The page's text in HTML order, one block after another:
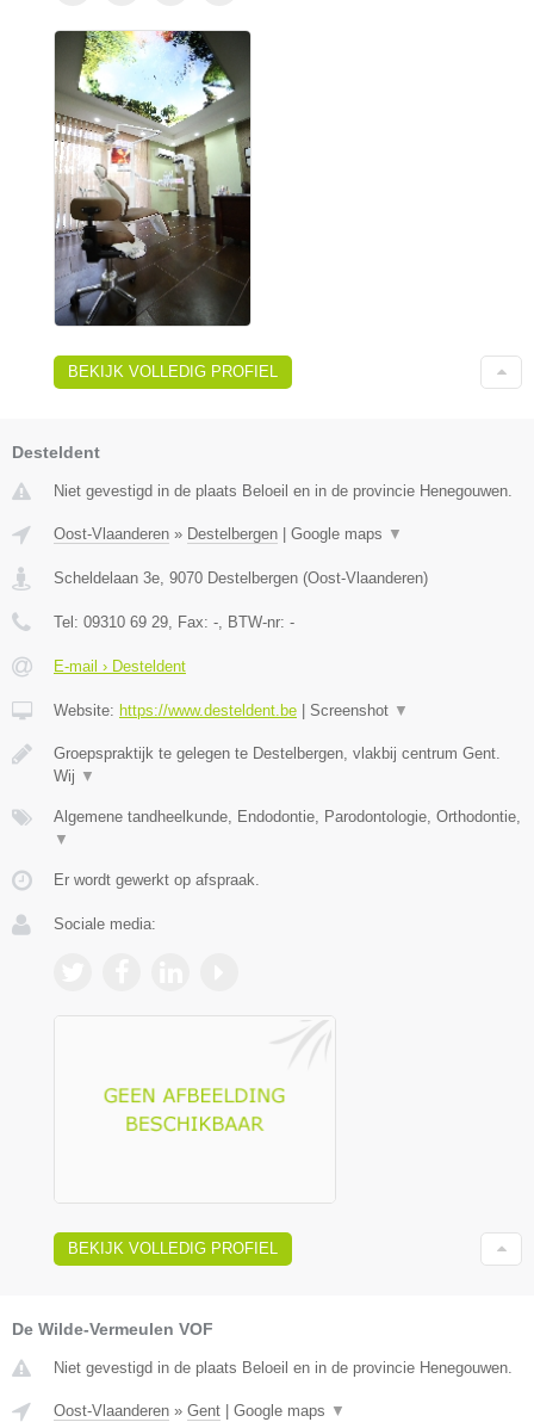
BEKIJK VOLLEDIG PROFIEL
Desteldent
Niet gevestigd in de plaats Beloeil en in de provincie Henegouwen.
Oost-Vlaanderen » Destelbergen Google maps ▼
Scheldelaan 3e 9070 Destelbergen (Oost-Vlaanderen)
Tel: 09310 69 29 , Fax: - , BTW-nr: -
E-mail › Desteldent
Website: https://www.desteldent.be Screenshot ▼
Groepspraktijk te gelegen te Destelbergen, vlakbij centrum Gent.
Wij ▼
Algemene tandheelkunde, Endodontie, Parodontologie, Orthodontie,
▼
Er wordt gewerkt op afspraak.
Sociale media:
BEKIJK VOLLEDIG PROFIEL
De Wilde-Vermeulen VOF
Niet gevestigd in de plaats Beloeil en in de provincie Henegouwen.
Oost-Vlaanderen » Gent Google maps ▼